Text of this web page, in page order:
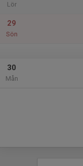
Lör
29
Sön
30
Mån